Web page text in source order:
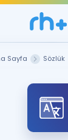
Sepetin Şu
sınava
bekliyor!
Sayfa Sözlük